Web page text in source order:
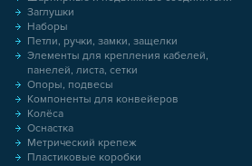
Заглушки
Наборы
Петли, ручки, замки, защелки
Элементы для крепления кабелей,
панелей, листа, сетки
Опоры, подвесы
Компоненты для конвейеров
Колёса
Оснастка
Метрический крепеж
Пластиковые коробки